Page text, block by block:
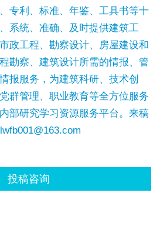
专利、标准、年鉴、工具书等十
系统、准确、及时提供建筑工
政工程、勘察设计、房屋建设和
勘察、建筑设计所需的情报、管
报服务，为建筑科研、技术创
群管理、职业教育等全方位服务
部研究学习资源服务平台。来稿
投稿咨询